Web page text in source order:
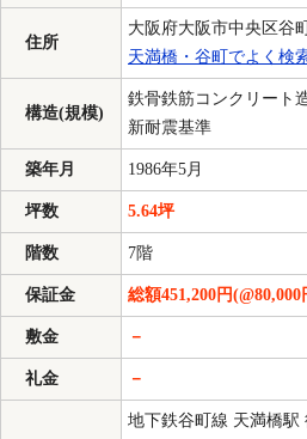
住所
大阪府大阪市中央区谷
天満橋・谷町でよく検
構造(規模)
鉄骨鉄筋コンクリー
新耐震基準
築年月 1986年5月
坪数 5.64坪
階数 7階
保証金 総額451,200円(@80,000
敷金 －
礼金 －
地下鉄谷町線 天満橋駅